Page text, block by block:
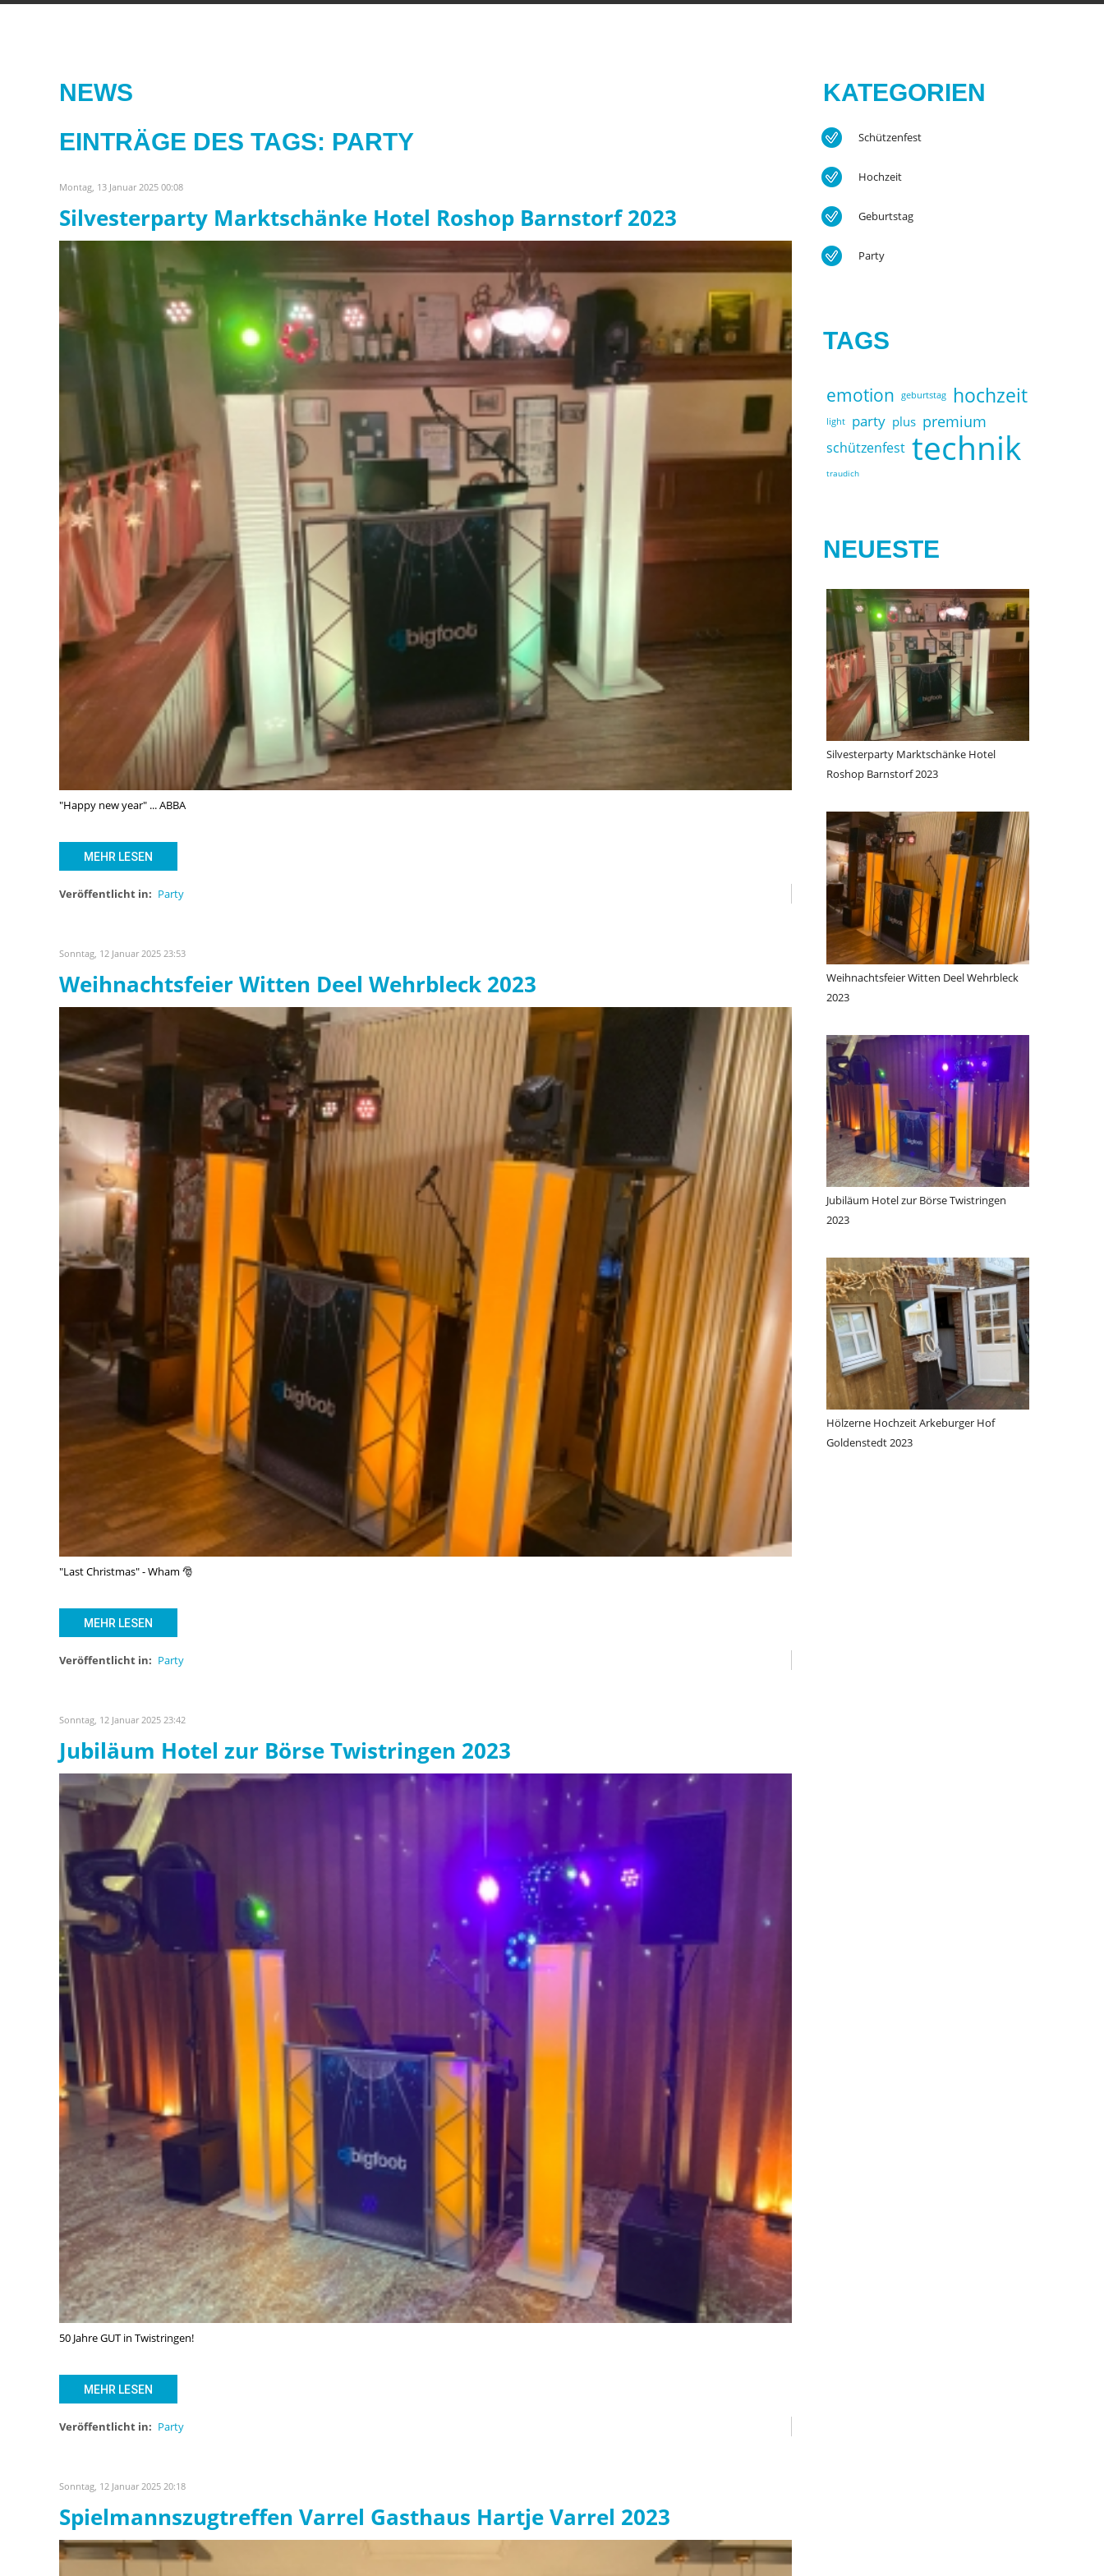
NEWS
EINTRÄGE DES TAGS: PARTY
Montag, 13 Januar 2025 00:08
Silvesterparty Marktschänke Hotel Roshop Barnstorf 2023
"Happy new year" ... ABBA
MEHR LESEN
Veröffentlicht in: Party
Sonntag, 12 Januar 2025 23:53
Weihnachtsfeier Witten Deel Wehrbleck 2023
"Last Christmas" - Wham 🎅
MEHR LESEN
Veröffentlicht in: Party
Sonntag, 12 Januar 2025 23:42
Jubiläum Hotel zur Börse Twistringen 2023
50 Jahre GUT in Twistringen!
MEHR LESEN
Veröffentlicht in: Party
Sonntag, 12 Januar 2025 20:18
Spielmannszugtreffen Varrel Gasthaus Hartje Varrel 2023
KATEGORIEN
Schützenfest
Hochzeit
Geburtstag
Party
TAGS
emotion geburtstag hochzeit
light party plus premium
schützenfest technik
traudich
NEUESTE
Silvesterparty Marktschänke Hotel
Roshop Barnstorf 2023
Weihnachtsfeier Witten Deel Wehrbleck
2023
Jubiläum Hotel zur Börse Twistringen
2023
Hölzerne Hochzeit Arkeburger Hof
Goldenstedt 2023